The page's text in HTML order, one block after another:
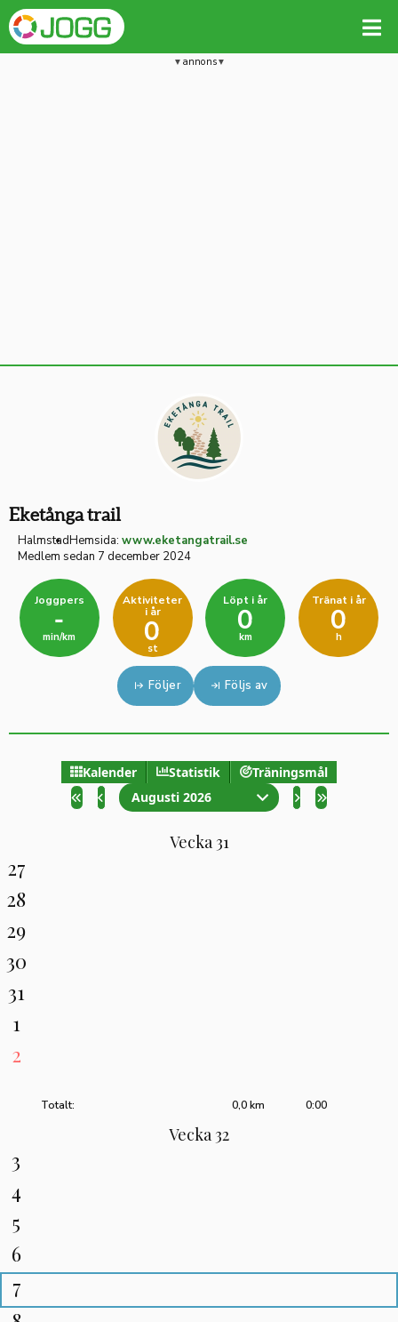
annons
Eketånga trail
HalmstadHemsida: www.eketangatrail.se
Medlem sedan 7 december 2024
Joggpers
-
min/km
Aktiviteter
i år
0
st
Löpt i år
0
km
Tränat i år
0
h
Följer Följs av
Kalender Statistik
Träningsmål
Augusti 2026
Vecka 31
27
28
29
30
31
1
2
Totalt: 0:00
0,0 km
Vecka 32
3
4
5
6
7